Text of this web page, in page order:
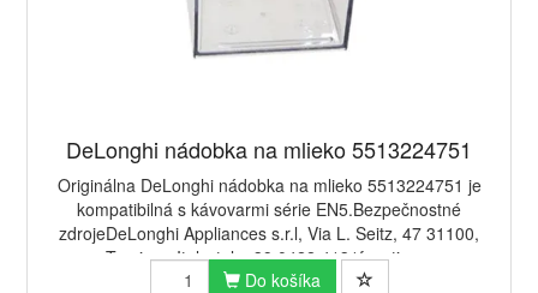
DeLonghi nádobka na mlieko 5513224751
Originálna DeLonghi nádobka na mlieko 5513224751 je
kompatibilná s kávovarmi série EN5.Bezpečnostné
zdrojeDeLonghi Appliances s.r.l, Via L. Seitz, 47 31100,
Treviso - Italy, tel. +39 0422 4131function...
Do košíka